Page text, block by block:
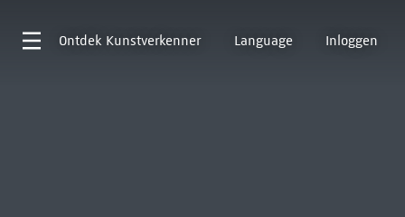
Ontdek Kunstverkenner Language Inloggen